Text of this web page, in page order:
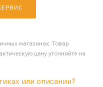
магазинах. Товар
цену уточняйте на
или описании?